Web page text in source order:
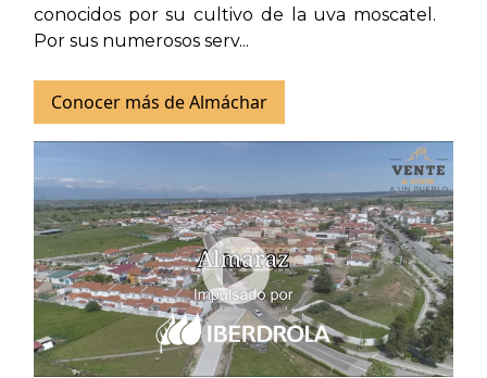
conocidos por su cultivo de la uva moscatel.
Por sus numerosos serv...
Conocer más de Almáchar